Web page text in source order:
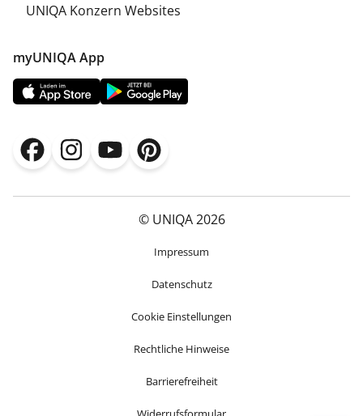
UNIQA Konzern Websites
myUNIQA App
© UNIQA 2026
Impressum
Datenschutz
Cookie Einstellungen
Rechtliche Hinweise
Barrierefreiheit